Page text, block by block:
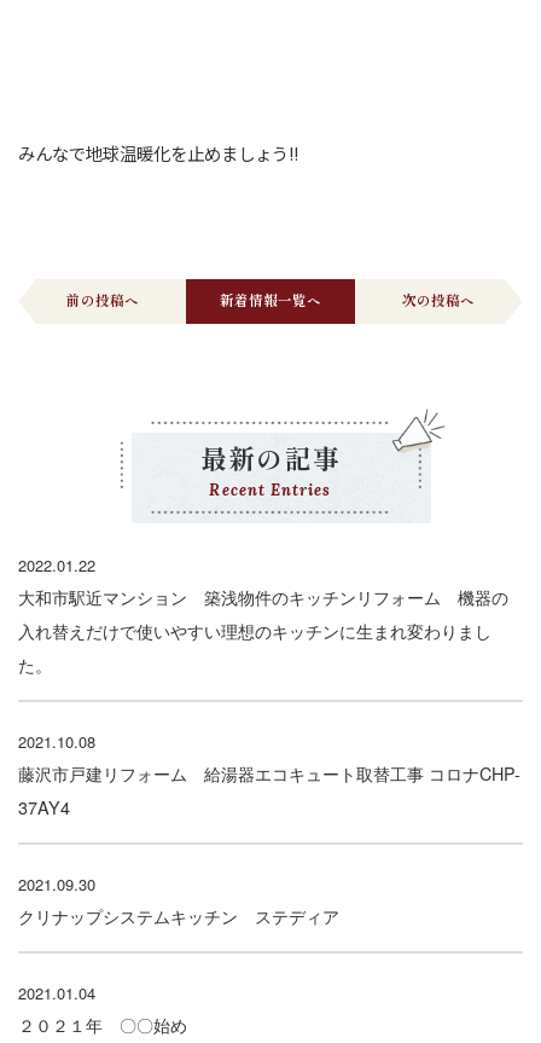
みんなで地球温暖化を止めましょう!!
前の投稿へ 新着情報一覧へ 次の投稿へ
最新の記事
Recent Entries
2022.01.22
大和市駅近マンション 築浅物件のキッチンリフォーム 機器の
入れ替えだけで使いやすい理想のキッチンに生まれ変わりまし
た。
2021.10.08
藤沢市戸建リフォーム 給湯器エコキュート取替工事 コロナCHP-
37AY4
2021.09.30
クリナップシステムキッチン ステディア
2021.01.04
２０２１年 〇〇始め